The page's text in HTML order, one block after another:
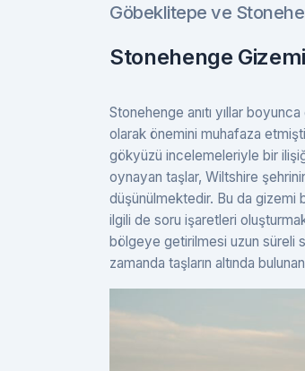
Göbeklitepe ve
Stonehenge Gizemi
Stonehenge anıtı yıllar
olarak önemini muhafaza
gökyüzü incelemeleriyle bir
oynayan taşlar, Wiltshire
düşünülmektedir. Bu da gizemi
ilgili de soru işaretleri
bölgeye getirilmesi uzun süreli
zamanda taşların altında